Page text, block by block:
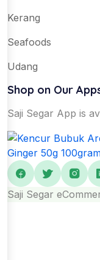
Kerang
Seafoods
Udang
Shop on Our
Saji Segar App is
Saji Segar